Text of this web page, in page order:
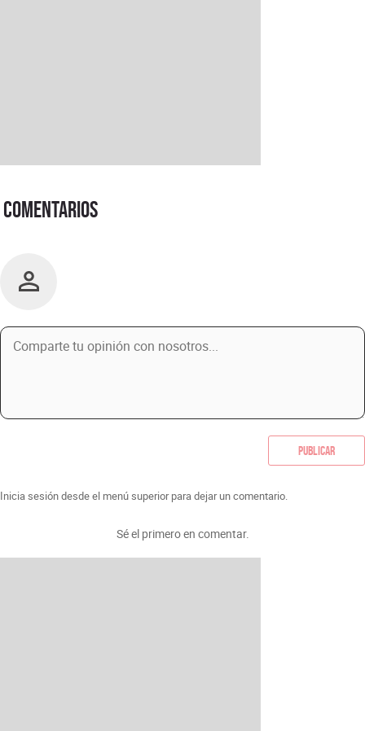
Comentarios
Publicar
Inicia sesión desde el menú superior para dejar un comentario.
Sé el primero en comentar.